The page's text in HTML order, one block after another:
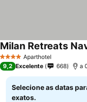
4 EstrelasAparthotel
Milan Retreats
9,2 Excelente 668 a
Selecione as datas
exatos.